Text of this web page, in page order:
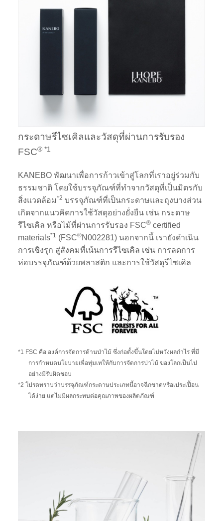
กระดาษรีไซเคิลและวัสดุที่ผ่านการรับรอง
FSC®️ *1
KANEBO พัฒนาเพื่อการก้าวเข้าสู่โลกที่เราอยู่ร่วมกับ
ธรรมชาติ โดยใช้บรรจุภัณฑ์ที่ทำจากวัสดุที่เป็นมิตรกับ
สิ่งแวดล้อม*2 บรรจุภัณฑ์ที่เป็นกระดาษและถุงบางส่วน
เกิดจากแนวคิดการใช้วัสดุอย่างยั่งยืน เช่น กระดาษ
รีไซเคิล หรือไม้ที่ผ่านการรับรอง FSC® certified
materials*1 (FSC®N002281) นอกจากนี้ เรายังดำเนิน
การเชิงรุก สู่สังคมที่เน้นการรีไซเคิล เช่น การลดการ
ห่อบรรจุภัณฑ์ด้วยพลาสติก และการใช้วัสดุรีไซเคิล
*1 FSC คือ องค์การจัดการด้านป่าไม้ ซึ่งก่อตั้งขึ้นโดยไม่หวังผลกำไร ที่มี
การกำหนดนโยบายเพื่อทุ่มเทให้กับการจัดการป่าไม้ ของโลกเป็นไป
อย่างมีรับผิดชอบ
*2 โปรดทราบว่าบรรจุภัณฑ์กระดาษประเภทนี้อาจฉีกขาดหรือเประเปื้อน
ได้ง่าย แต่ไม่มีผลกระทบต่อคุณภาพของผลิตภัณฑ์